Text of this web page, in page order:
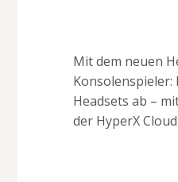
Mit dem neuen
Konsolenspieler:
Headsets ab –
der HyperX